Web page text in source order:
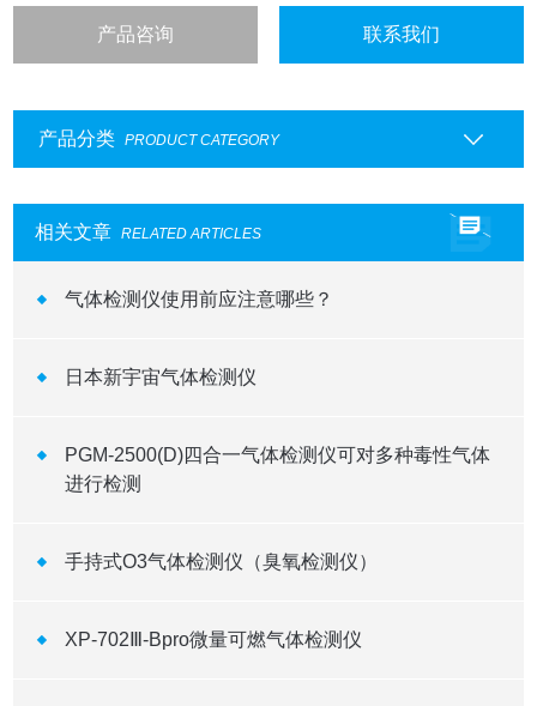
产品咨询 联系我们
产品分类 PRODUCT CATEGORY
相关文章 RELATED ARTICLES
气体检测仪使用前应注意哪些？
日本新宇宙气体检测仪
PGM-2500(D)四合一气体检测仪可对多种毒性气体
进行检测
手持式O3气体检测仪（臭氧检测仪）
XP-702Ⅲ-Bpro微量可燃气体检测仪